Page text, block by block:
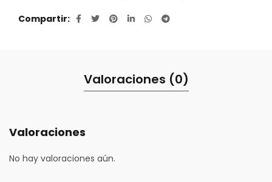
Compartir
Valoraciones (0)
Valoraciones
No hay valoraciones aún.